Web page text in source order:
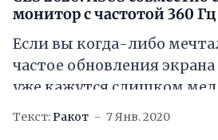
монитор с частотой 360 Гц
Если вы когда-либо
частое обновления
уже кажутся слишком
ваши молитвы были услышаны.
Текст:Ракот 7 Янв. 2020